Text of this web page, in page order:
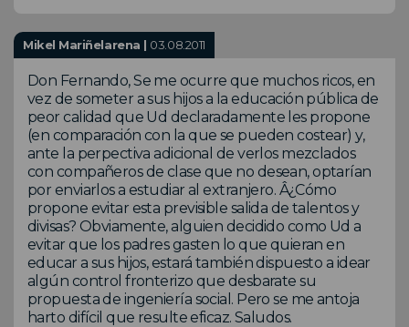
Mikel Mariñelarena | 03.08.2011
Don Fernando, Se me ocurre que muchos ricos, en
vez de someter a sus hijos a la educación pública de
peor calidad que Ud declaradamente les propone
(en comparación con la que se pueden costear) y,
ante la perpectiva adicional de verlos mezclados
con compañeros de clase que no desean, optarían
por enviarlos a estudiar al extranjero. Â¿Cómo
propone evitar esta previsible salida de talentos y
divisas? Obviamente, alguien decidido como Ud a
evitar que los padres gasten lo que quieran en
educar a sus hijos, estará también dispuesto a idear
algún control fronterizo que desbarate su
propuesta de ingeniería social. Pero se me antoja
harto difícil que resulte eficaz. Saludos.